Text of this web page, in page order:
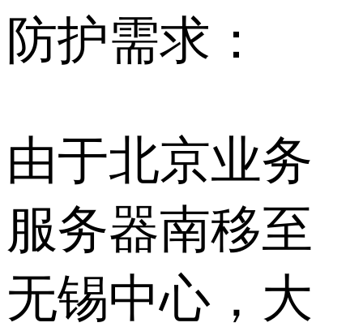
防护需求：
由于北京业务
服务器南移至
无锡中心，大